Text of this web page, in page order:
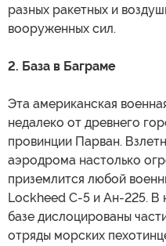
разных ракетных и
вооруженных сил.
2. База в Баграме
Эта американская
недалеко от древнего
провинции Парван.
аэродрома настолько
приземлится любой
Lockheed C-5 и Ан-225. В
базе дислоцированы
отряды морских